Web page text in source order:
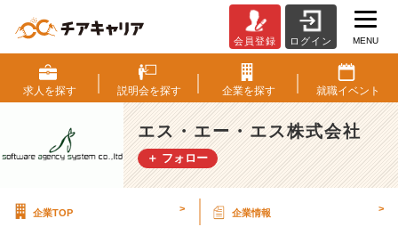
人
社
員
修
（2
会員登録 ログイン MENU
求人を探す 説明会を探す 企業を探す 就職イベント
エス・エー・エス株式会社
＋ フォロー
企業TOP > 企業情報 >